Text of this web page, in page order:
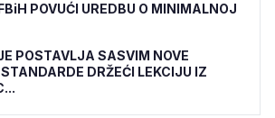
POVUĆI UREDBU O MINIMALNOJ
POSTAVLJA SASVIM NOVE
DRŽEĆI LEKCIJU IZ